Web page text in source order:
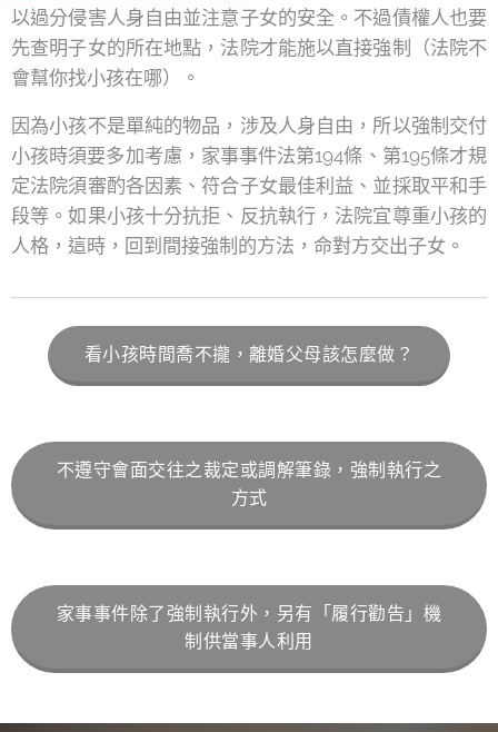
以過分侵害人身自由並注意子女的安全。不過債權人也要
先查明子女的所在地點，法院才能施以直接強制（法院不
會幫你找小孩在哪）。
因為小孩不是單純的物品，涉及人身自由，所以強制交付
小孩時須要多加考慮，家事事件法第194條、第195條才規
定法院須審酌各因素、符合子女最佳利益、並採取平和手
段等。如果小孩十分抗拒、反抗執行，法院宜尊重小孩的
人格，這時，回到間接強制的方法，命對方交出子女。
看小孩時間喬不攏，離婚父母該怎麼做？
不遵守會面交往之裁定或調解筆錄，強制執行之
方式
家事事件除了強制執行外，另有「履行勸告」機
制供當事人利用